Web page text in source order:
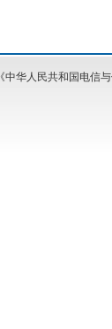
《中华人民共和国电信